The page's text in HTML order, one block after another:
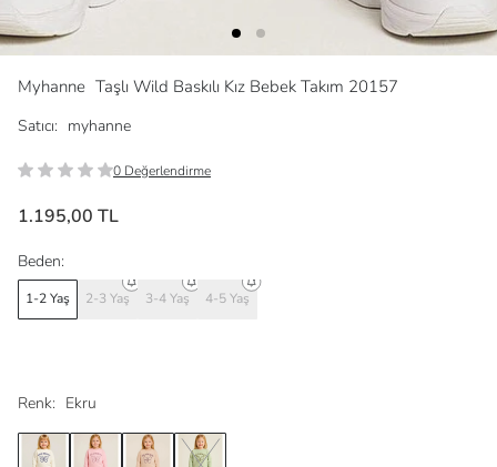
Myhanne Taşlı Wild Baskılı Kız Bebek Takım 20157
Satıcı: myhanne
0 Değerlendirme
1.195,00 TL
Renk: Ekru
Beden:
1-2 Yaş 2-3 Yaş 3-4 Yaş 4-5 Yaş